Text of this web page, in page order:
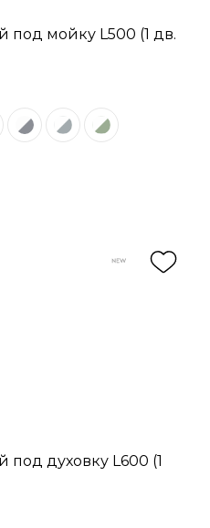
мойку L500 (1 дв.
духовку L600 (1